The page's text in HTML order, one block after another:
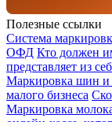
Полезные ссылки
Система
ОФД Кто должен
представляет из
Маркировка шин и
малого бизнеса
Маркировка